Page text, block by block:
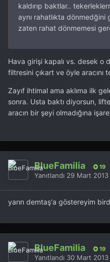
kaldırıp baktlar..
aynı rahatlıkta dönmedğini
zaten rahat dönmemesi
Hava girişi kapalı vs. desek o
filtresini çıkart ve öyle aracını
Zayıf ihtimal ama aklıma ilk
sonra. Usta baktı diyorsun,
aracın bir şeyi olmadığına
BlueFamilia 19
Yanıtlandı 29 Mart 2013
yarın demtaş'a göstereyim
BlueFamilia 19
Yanıtlandı 30 Mart 2013